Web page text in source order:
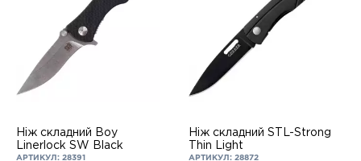
Ніж складний Boy
Linerlock SW Black
АРТИКУЛ: 28391
Ніж складний STL-Strong
Thin Light
АРТИКУЛ: 28872